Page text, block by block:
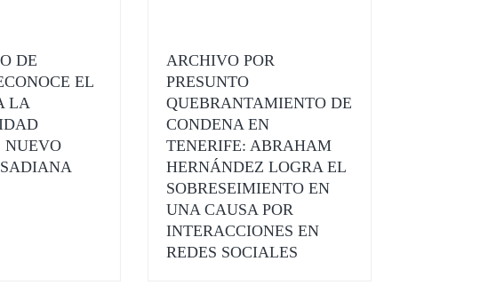
DE
EL
LA
NUEVO
ARCHIVO POR
PRESUNTO
QUEBRANTAMIENTO DE
CONDENA EN
TENERIFE: ABRAHAM
HERNÁNDEZ LOGRA EL
SOBRESEIMIENTO EN
UNA CAUSA POR
INTERACCIONES EN
REDES SOCIALES